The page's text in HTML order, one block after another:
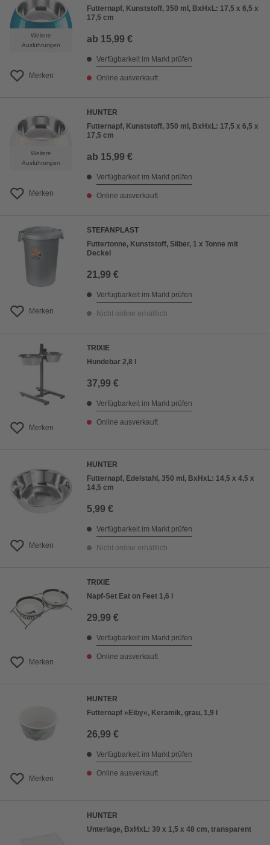
Weitere
Ausführungen
Merken
Futternapf, Kunststoff, 350 ml, BxHxL: 17,5 x 6,5 x
17,5 cm
ab 15,99 €
Verfügbarkeit im Markt prüfen
Online ausverkauft
Weitere
Ausführungen
Merken
HUNTER
Futternapf, Kunststoff, 350 ml, BxHxL: 17,5 x 6,5 x
17,5 cm
ab 15,99 €
Verfügbarkeit im Markt prüfen
Online ausverkauft
Merken
STEFANPLAST
Futtertonne, Kunststoff, Silber, 1 x Tonne mit
Deckel
21,99 €
Verfügbarkeit im Markt prüfen
Nicht online erhältlich
Merken
TRIXIE
Hundebar 2,8 l
37,99 €
Verfügbarkeit im Markt prüfen
Online ausverkauft
Merken
HUNTER
Futternapf, Edelstahl, 350 ml, BxHxL: 14,5 x 4,5 x
14,5 cm
5,99 €
Verfügbarkeit im Markt prüfen
Nicht online erhältlich
Merken
TRIXIE
Napf-Set Eat on Feet 1,6 l
29,99 €
Verfügbarkeit im Markt prüfen
Online ausverkauft
Merken
HUNTER
Futternapf »Eiby«, Keramik, grau, 1,9 l
26,99 €
Verfügbarkeit im Markt prüfen
Online ausverkauft
HUNTER
Unterlage, BxHxL: 30 x 1,5 x 48 cm, transparent